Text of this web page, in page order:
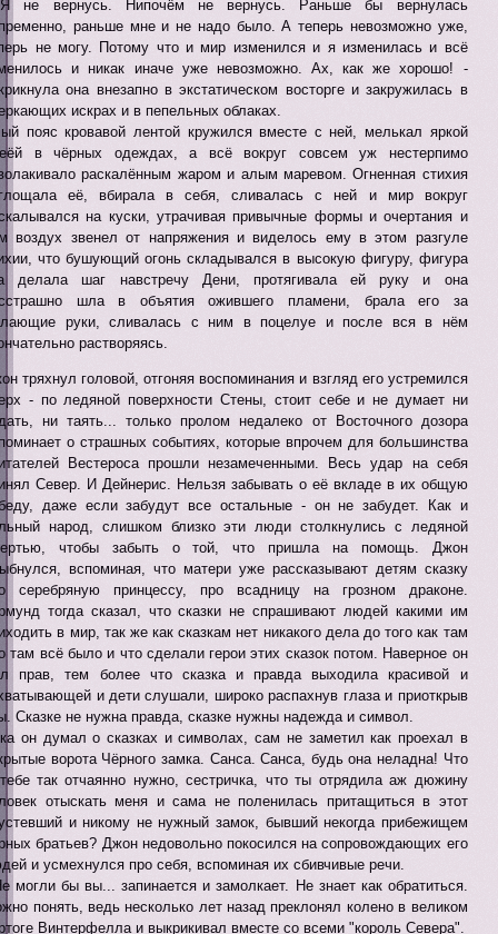
не вернусь. Нипочём не вернусь. Раньше бы вернулась
раньше мне и не надо было. А теперь невозможно уже,
не могу. Потому что и мир изменился и я изменилась и всё
и никак иначе уже невозможно. Ах, как же хорошо! -
она внезапно в экстатическом восторге и закружилась в
искрах и в пепельных облаках.
пояс кровавой лентой кружился вместе с ней, мелькал яркой
в чёрных одеждах, а всё вокруг совсем уж нестерпимо
раскалённым жаром и алым маревом. Огненная стихия
её, вбирала в себя, сливалась с ней и мир вокруг
на куски, утрачивая привычные формы и очертания и
воздух звенел от напряжения и виделось ему в этом разгуле
что бушующий огонь складывался в высокую фигуру, фигура
делала шаг навстречу Дени, протягивала ей руку и она
шла в объятия ожившего пламени, брала его за
руки, сливалась с ним в поцелуе и после вся в нём
растворяясь.
тряхнул головой, отгоняя воспоминания и взгляд его устремился
- по ледяной поверхности Стены, стоит себе и не думает ни
ни таять... только пролом недалеко от Восточного дозора
о страшных событиях, которые впрочем для большинства
Вестероса прошли незамеченными. Весь удар на себя
Север. И Дейнерис. Нельзя забывать о её вкладе в их общую
даже если забудут все остальные - он не забудет. Как и
народ, слишком близко эти люди столкнулись с ледяной
чтобы забыть о той, что пришла на помощь. Джон
вспоминая, что матери уже рассказывают детям сказку
серебряную принцессу, про всадницу на грозном драконе.
тогда сказал, что сказки не спрашивают людей какими им
в мир, так же как сказкам нет никакого дела до того как там
там всё было и что сделали герои этих сказок потом. Наверное он
прав, тем более что сказка и правда выходила красивой и
и дети слушали, широко распахнув глаза и приоткрыв
Сказке не нужна правда, сказке нужны надежда и символ.
он думал о сказках и символах, сам не заметил как проехал в
ворота Чёрного замка. Санса. Санса, будь она неладна! Что
так отчаянно нужно, сестричка, что ты отрядила аж дюжину
отыскать меня и сама не поленилась притащиться в этот
и никому не нужный замок, бывший некогда прибежищем
братьев? Джон недовольно покосился на сопровождающих его
и усмехнулся про себя, вспоминая их сбивчивые речи.
могли бы вы... запинается и замолкает. Не знает как обратиться.
понять, ведь несколько лет назад преклонял колено в великом
Винтерфелла и выкрикивал вместе со всеми "король Севера".